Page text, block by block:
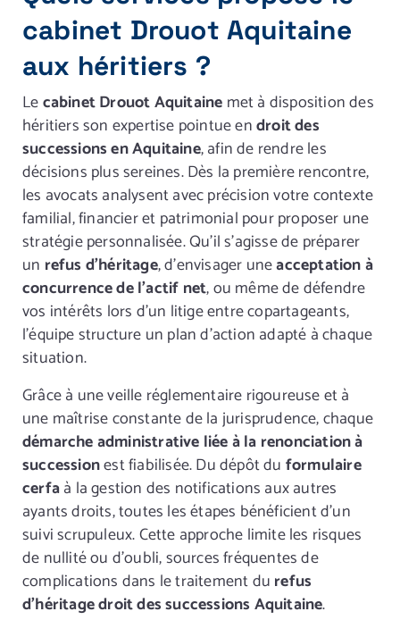
cabinet Drouot Aquitaine
aux héritiers ?
Lecabinet Drouot Aquitaine met à disposition des
héritiers son expertise pointue endroit des
successions en Aquitaine, afin de rendre les
décisions plus sereines. Dès la première rencontre,
les avocats analysent avec précision votre contexte
familial, financier et patrimonial pour proposer une
stratégie personnalisée. Qu’il s’agisse de préparer
un refus d’héritage, d’envisager uneacceptation à
concurrence de l’actif net, ou même de défendre
vos intérêts lors d’un litige entre copartageants,
l’équipe structure un plan d’action adapté à chaque
situation.
Grâce à une veille réglementaire rigoureuse et à
une maîtrise constante de la jurisprudence, chaque
démarche administrative liée à la renonciation à
successionest fiabilisée. Du dépôt du formulaire
cerfaà la gestion des notifications aux autres
ayants droits, toutes les étapes bénéficient d’un
suivi scrupuleux. Cette approche limite les risques
de nullité ou d’oubli, sources fréquentes de
complications dans le traitement du refus
d’héritage droit des successions Aquitaine.